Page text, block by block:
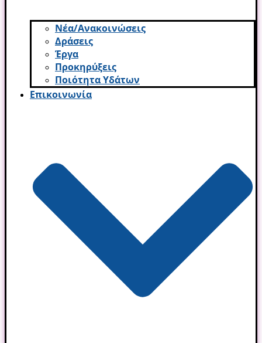
Νέα/Ανακοινώσεις
Δράσεις
Έργα
Προκηρύξεις
Ποιότητα Υδάτων
Επικοινωνία